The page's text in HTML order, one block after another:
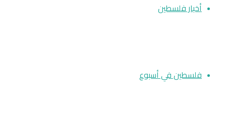
أخبار فلسطين
فلسطين في أسبوع